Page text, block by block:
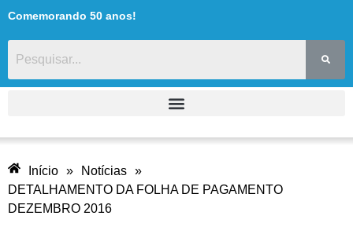
Comemorando 50 anos!
Início » Notícias »
DETALHAMENTO DA FOLHA DE PAGAMENTO
DEZEMBRO 2016